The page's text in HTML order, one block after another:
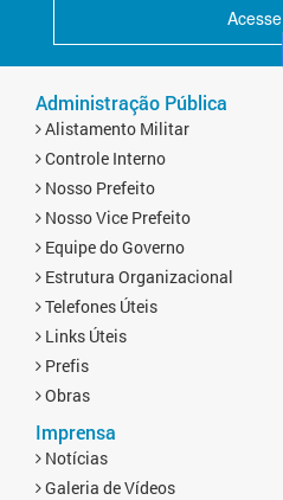
Acesse
Administração Pública
Alistamento Militar
Controle Interno
Nosso Prefeito
Nosso Vice Prefeito
Equipe do Governo
Estrutura Organizacional
Telefones Úteis
Links Úteis
Prefis
Obras
Imprensa
Notícias
Galeria de Vídeos